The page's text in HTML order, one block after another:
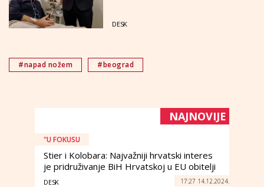
DESK
#napad nožem #beograd
NAJNOVIJE
"U FOKUSU
Stier i Kolobara: Najvažniji hrvatski interes
je pridruživanje BiH Hrvatskoj u EU obitelji
DESK 17:27 14.12.2024.